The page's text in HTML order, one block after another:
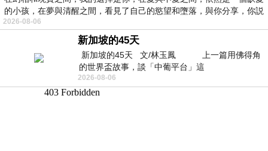
的小孩，在夢與清醒之間，看見了自己的慾望和墮落，與你分享，你説
2026-08-06
新加坡的45天
新加坡的45天 文/林玉鳳 上一篇用佛得角
的世界盃故事，談「中葡平台」這
2026-08-06